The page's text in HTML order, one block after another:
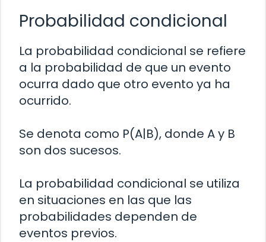
Probabilidad condicional
La probabilidad condicional se refiere
a la probabilidad de que un evento
ocurra dado que otro evento ya ha
ocurrido.
Se denota como P(A|B), donde A y B
son dos sucesos.
La probabilidad condicional se utiliza
en situaciones en las que las
probabilidades dependen de
eventos previos.